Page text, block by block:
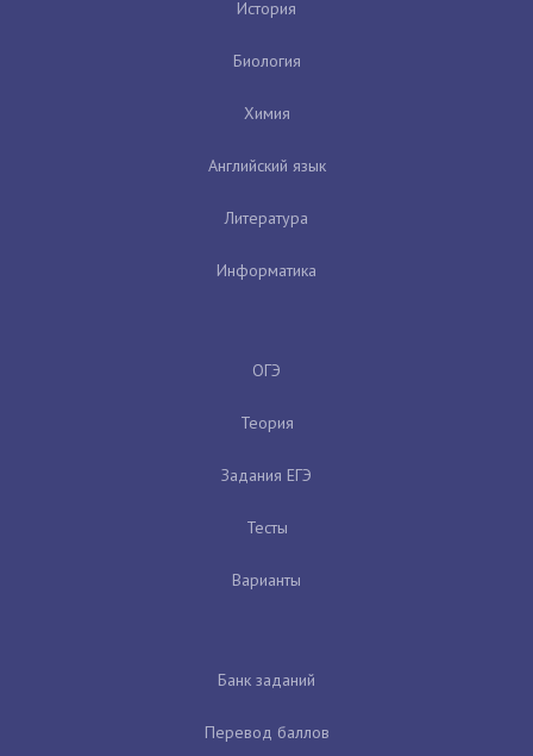
История
Биология
Химия
Английский язык
Литература
Информатика
ОГЭ
Теория
Задания ЕГЭ
Тесты
Варианты
Банк заданий
Перевод баллов